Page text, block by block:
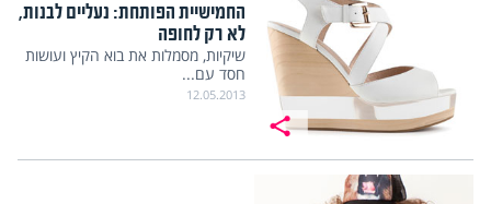
החמישיית הפותחת: נעליים לבנות,
לא רק לחופה
שיקיות, מסמלות את בוא הקיץ ועושות
חסד עם...
12.05.2013